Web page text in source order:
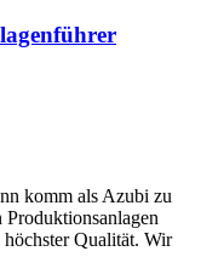
komm als Azubi zu
Qualität. Wir